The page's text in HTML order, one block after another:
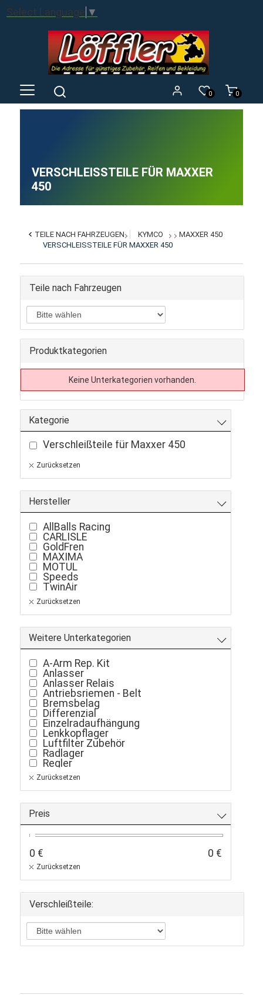
Select Language ▼
0
0
VERSCHLEISSTEILE FÜR MAXXER 4
50
TEILE NACH FAHRZEUGEN KYMCO
MAXXER 450
VERSCHLEISSTEILE FÜR MAXXER 450
Teile nach Fahrzeugen
Produktkategorien
Keine Unterkategorien vorhanden.
Kategorie
Verschleißteile für Maxxer 450
Zurücksetzen
Hersteller
AllBalls Racing
CARLISLE
GoldFren
MAXIMA
MOTUL
Speeds
TwinAir
Zurücksetzen
Weitere Unterkategorien
A-Arm Rep. Kit
Anlasser
Anlasser Relais
Antriebsriemen - Belt
Bremsbelag
Differenzial
Einzelradaufhängung
Lenkkopflager
Luftfilter Zubehör
Radlager
Regler
Spurstangen Kugelkopf
Variomatikrollen
Öl
Zurücksetzen
Preis
0 € 0 €
Zurücksetzen
Verschleißteile: